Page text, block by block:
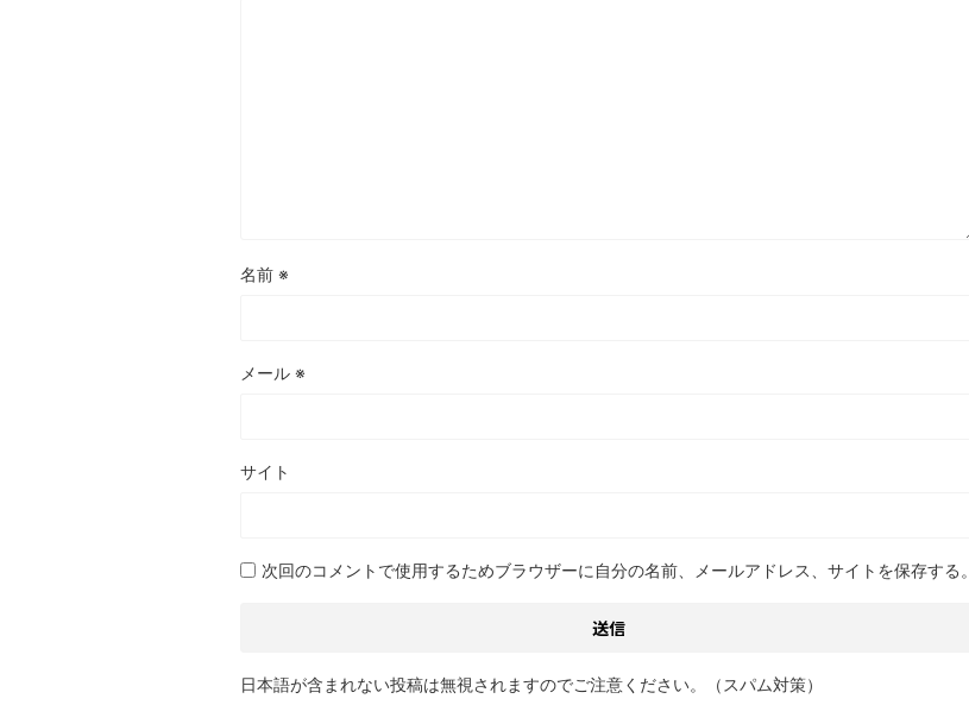
名前 ※
メール ※
サイト
次回のコメントで使用するためブラウザーに自分の名前、メールアドレス、サイトを保存する。
日本語が含まれない投稿は無視されますのでご注意ください。（スパム対策）